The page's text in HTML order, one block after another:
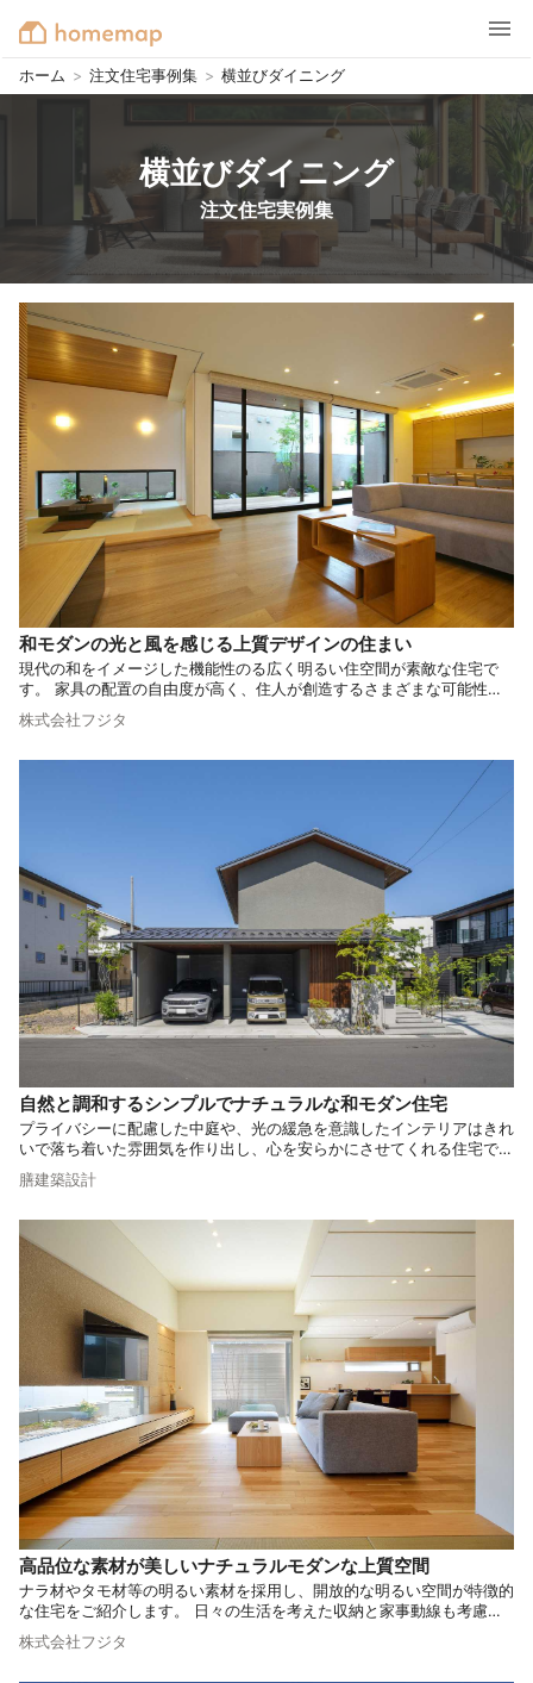
ホーム > 注文住宅事例集 > 横並びダイニング
横並びダイニング
注文住宅実例集
和モダンの光と風を感じる上質デザインの住まい
現代の和をイメージした機能性のる広く明るい住空間が素敵な住宅で
す。 家具の配置の自由度が高く、住人が創造するさまざまな可能性に
富んだ新しいコンセプトの住宅です。 住む人が今日はどこで過ごそう
かとワクワクしながら考えることができる、そんな魅力的な空間になっ
株式会社フジタ
自然と調和するシンプルでナチュラルな和モダン住宅
プライバシーに配慮した中庭や、光の緩急を意識したインテリアはきれ
いで落ち着いた雰囲気を作り出し、心を安らかにさせてくれる住宅で
す。 歳を重ねるごとにより好きになっていけるよう、シンプルな和モ
ダンのお家はいかがでしょうか。
膳建築設計
高品位な素材が美しいナチュラルモダンな上質空間
ナラ材やタモ材等の明るい素材を採用し、開放的な明るい空間が特徴的
な住宅をご紹介します。 日々の生活を考えた収納と家事動線も考慮
し、機能性と美しさを兼ね備えた快適な住空間です。 自然素材の温も
りのある空間が魅力的な住宅はいかがでしょうか。
株式会社フジタ